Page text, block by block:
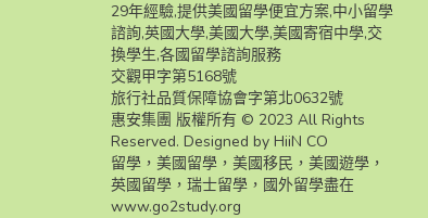
29年經驗,提供美國留學便宜方案,中小留學
諮詢,英國大學,美國大學,美國寄宿中學,交
換學生,各國留學諮詢服務
交觀甲字第5168號
旅行社品質保障協會字第北0632號
惠安集團 版權所有 © 2023 All Rights
Reserved. Designed by HiiN CO
留學，美國留學，美國移民，美國遊學，
英國留學，瑞士留學，國外留學盡在
www.go2study.org